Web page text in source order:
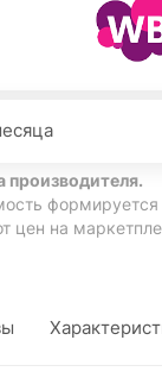
производителя.
цен на